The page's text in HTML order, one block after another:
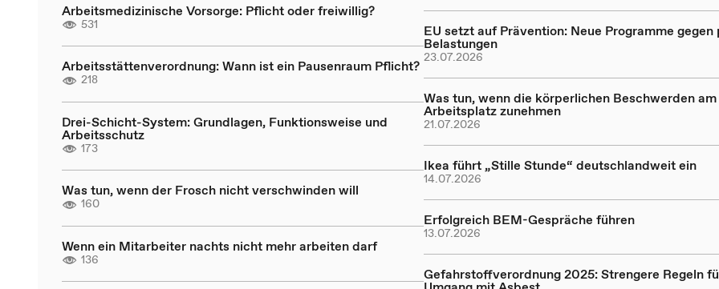
Arbeitsmedizinische Vorsorge: Pflicht oder freiwillig?
531
Arbeitsstättenverordnung: Wann ist ein Pausenraum Pflicht?
218
Drei-Schicht-System: Grundlagen, Funktionsweise und
Arbeitsschutz
173
Was tun, wenn der Frosch nicht verschwinden will
160
Wenn ein Mitarbeiter nachts nicht mehr arbeiten darf
136
EU setzt auf Prävention: Neue Programme gegen
Belastungen
23.07.2026
Was tun, wenn die körperlichen Beschwerden am
Arbeitsplatz zunehmen
21.07.2026
Ikea führt „Stille Stunde“ deutschlandweit ein
14.07.2026
Erfolgreich BEM-Gespräche führen
13.07.2026
Gefahrstoffverordnung 2025: Strengere Regeln